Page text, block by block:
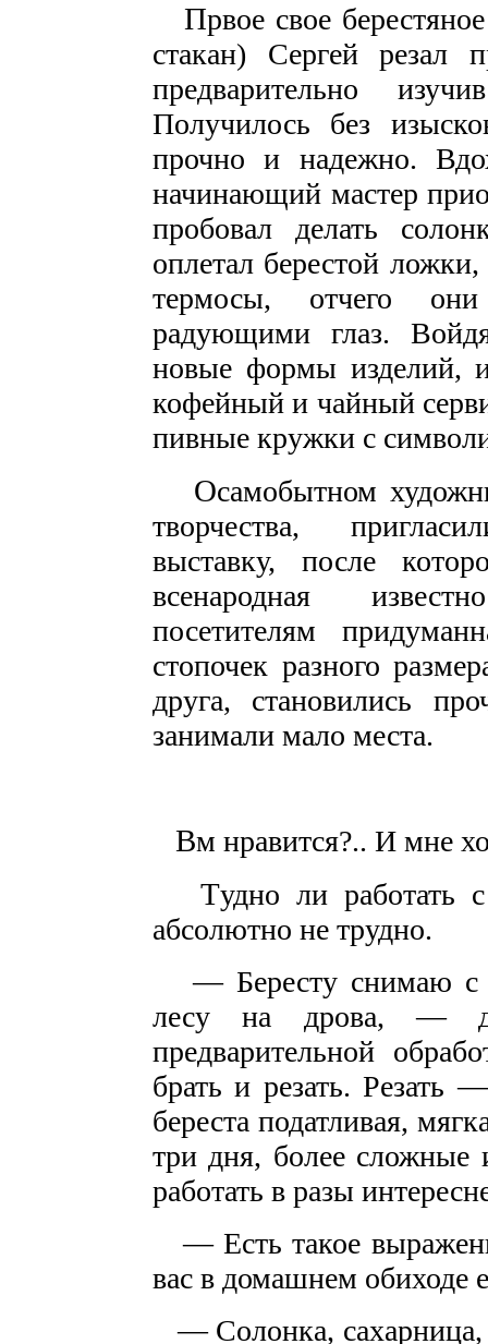
Првое свое
стакан) Сергей резал
предварительно
Получилось без
прочно и надежно.
начинающий мастер
пробовал делать
оплетал берестой
термосы, отчего
радующими глаз.
новые формы изделий,
кофейный и чайный
пивные кружки с
Осамобытном
творчества,
выставку, после
всенародная
посетителям
стопочек разного
друга, становились
занимали мало места.
Вм нравится?.. И мне
Тудно ли работать
абсолютно не трудно.
— Бересту снимаю с
лесу на дрова, —
предварительной
брать и резать. Резать
береста податливая,
три дня, более
работать в разы
— Есть такое
вас в домашнем обиходе
— Солонка,